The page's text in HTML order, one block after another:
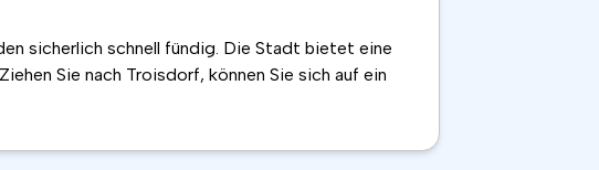
sicherlich schnell fündig. Die Stadt bietet eine
Sie nach Troisdorf, können Sie sich auf ein